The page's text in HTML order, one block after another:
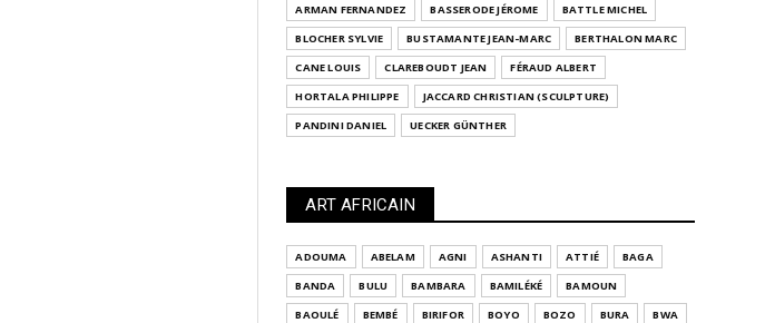
ARMAN FERNANDEZ BASSERODE JÉROME
BATTLE MICHEL
BLOCHER SYLVIE
BUSTAMANTE JEAN-MARC
BERTHALON MARC
CANE LOUIS
CLAREBOUDT JEAN
FÉRAUD ALBERT
HORTALA PHILIPPE
JACCARD CHRISTIAN (SCULPTURE)
PANDINI DANIEL
UECKER GÜNTHER
ART AFRICAIN
ADOUMA ABELAM AGNI ASHANTI ATTIÉ
BAGA
BANDA
BULU BAMBARA BAMILÉKÉ
BAMOUN
BAOULÉ
BEMBÉ BIRIFOR BOYO BOZO BURA
BWA